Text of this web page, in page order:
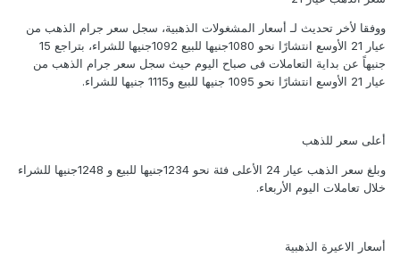
ووفقا لأخر تحديث لـ أسعار المشغولات الذهبية، سجل سعر جرام الذهب من
عيار 21 الأوسع انتشارًا نحو 1080جنيها للبيع 1092جنيها للشراء، بتراجع 15
جنيهاً عن بداية التعاملات فى صباح اليوم حيث سجل سعر جرام الذهب من
عيار 21 الأوسع انتشارًا نحو 1095 جنيها للبيع و1115 جنيها للشراء.
أعلى سعر للذهب
وبلغ سعر الذهب عيار 24 الأعلى فئة نحو 1234جنيها للبيع و 1248جنيها للشراء
خلال تعاملات اليوم الأربعاء.
أسعار الاعيرة الذهبية